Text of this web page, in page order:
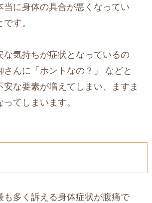
当に身体の具合が悪くなってい
す。
な気持ちが症状となっているの
さんに「ホントなの？」 などと
安な要素が増えてしまい、ますま
てしまいます。
も多く訴える身体症状が腹痛で